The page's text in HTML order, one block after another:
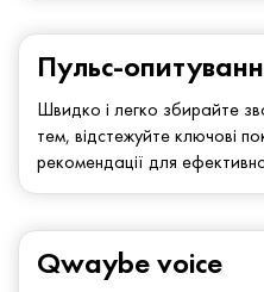
Qwaybe voice
Пульс-
Швидко і легко збирайте
тем, відстежуйте ключові
рекомендації для